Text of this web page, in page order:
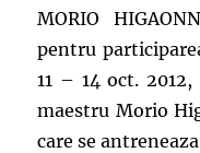
MORIO
pentru
11 – 14 oct.
maestru Morio
care se